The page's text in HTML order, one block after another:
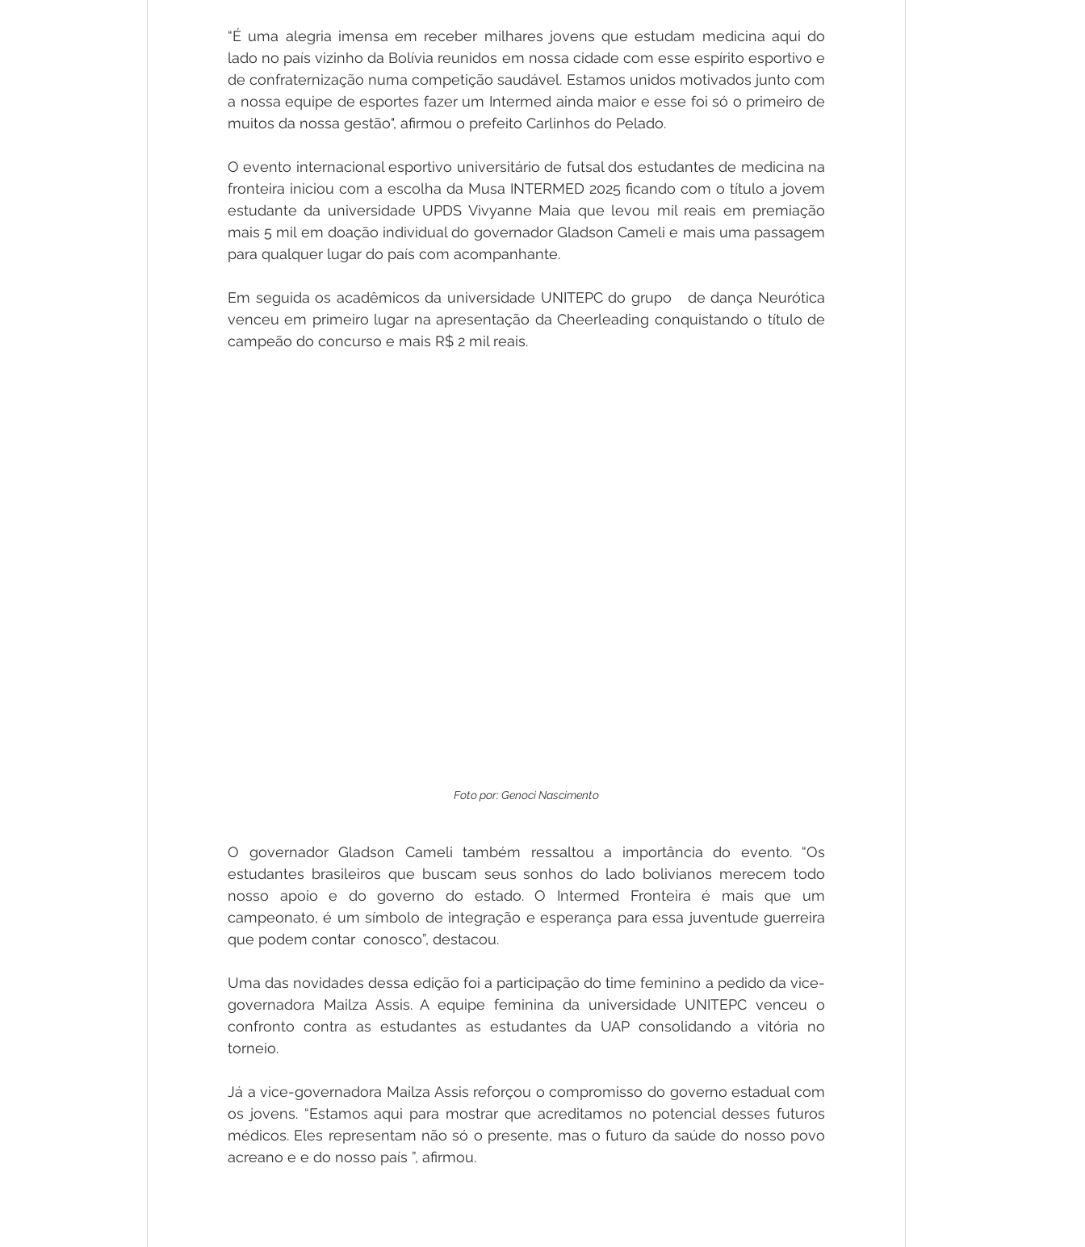
“É uma alegria imensa em receber milhares jovens que estudam medicina aqui do
lado no país vizinho da Bolívia reunidos em nossa cidade com esse espírito esportivo e
de confraternização numa competição saudável. Estamos unidos motivados junto com
a nossa equipe de esportes fazer um Intermed ainda maior e esse foi só o primeiro de
muitos da nossa gestão", afirmou o prefeito Carlinhos do Pelado.
O evento internacional esportivo universitário de futsal dos estudantes de medicina na
fronteira iniciou com a escolha da Musa INTERMED 2025 ficando com o título a jovem
estudante da universidade UPDS Vivyanne Maia que levou mil reais em premiação
mais 5 mil em doação individual do governador Gladson Cameli e mais uma passagem
para qualquer lugar do país com acompanhante.
Em seguida os acadêmicos da universidade UNITEPC do grupo   de dança Neurótica
venceu em primeiro lugar na apresentação da Cheerleading conquistando o título de
campeão do concurso e mais R$ 2 mil reais.
Foto por: Genoci Nascimento
O governador Gladson Cameli também ressaltou a importância do evento. “Os
estudantes brasileiros que buscam seus sonhos do lado bolivianos merecem todo
nosso apoio e do governo do estado. O Intermed Fronteira é mais que um
campeonato, é um símbolo de integração e esperança para essa juventude guerreira
que podem contar  conosco”, destacou.
Uma das novidades dessa edição foi a participação do time feminino a pedido da vice-
governadora Mailza Assis. A equipe feminina da universidade UNITEPC venceu o
confronto contra as estudantes as estudantes da UAP consolidando a vitória no
torneio.
Já a vice-governadora Mailza Assis reforçou o compromisso do governo estadual com
os jovens. “Estamos aqui para mostrar que acreditamos no potencial desses futuros
médicos. Eles representam não só o presente, mas o futuro da saúde do nosso povo
acreano e e do nosso país ”, afirmou.